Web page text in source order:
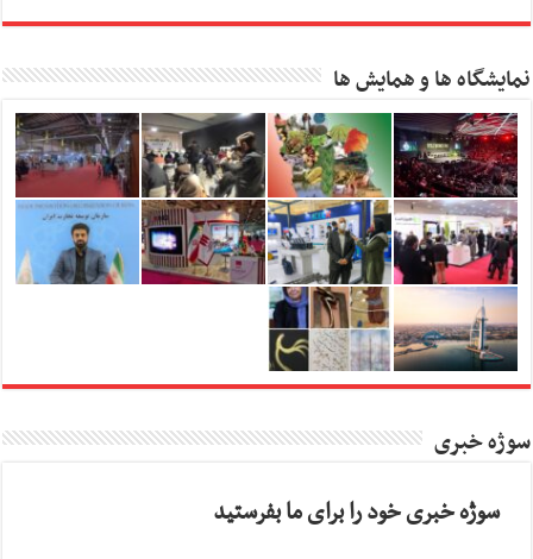
نمایشگاه ها و همایش ها
سوژه خبری
سوژه خبری خود را برای ما بفرستید